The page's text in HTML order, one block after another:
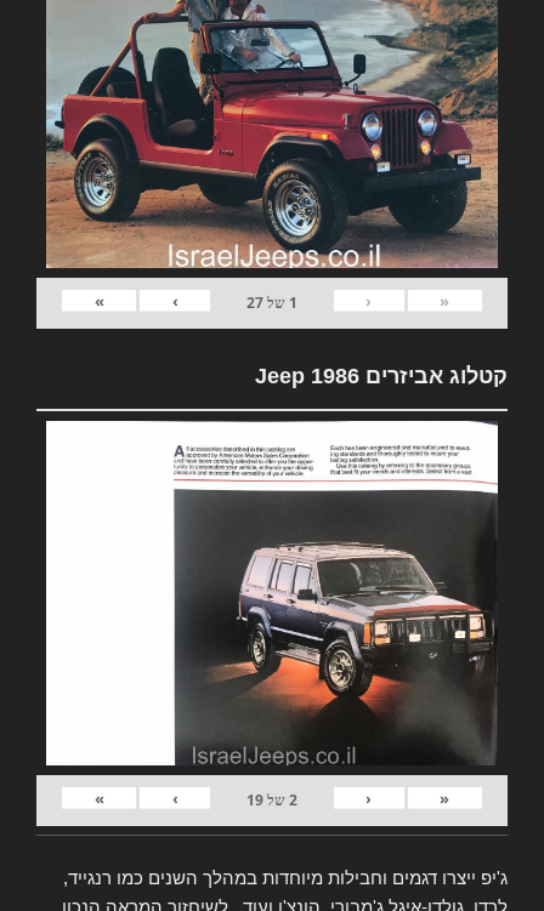
«
‹
1 של27
›
»
קטלוג אביזרים Jeep 1986
«
‹
2של19
›
»
ג'יפ ייצרו דגמים וחבילות מיוחדות במהלך השנים כמו רנגייד,
לרדו, גולדן-איגל ג'מבורי, הונצ'ו ועוד.. לשיחזור המראה הנכון